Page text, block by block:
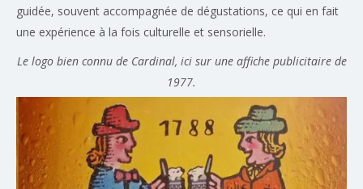
guidée, souvent accompagnée de dégustations, ce qui en fait
une expérience à la fois culturelle et sensorielle.
Le logo bien connu de Cardinal, ici sur une affiche publicitaire de
1977.